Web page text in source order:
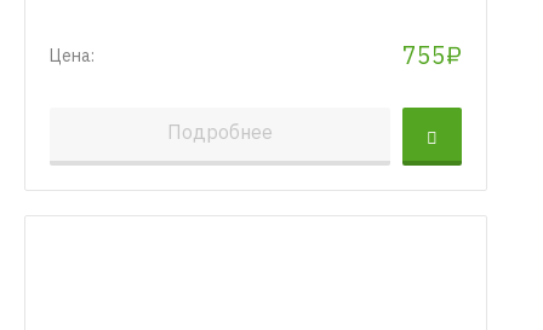
Цена: 755₽
Подробнее